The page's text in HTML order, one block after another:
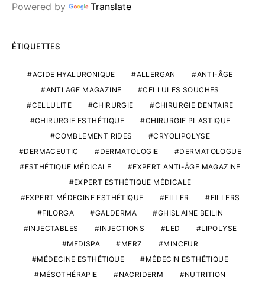
Powered by Translate
ÉTIQUETTES
ACIDE HYALURONIQUE ALLERGAN
ANTI-ÂGE
ANTI AGE MAGAZINE
CELLULES SOUCHES
CELLULITE
CHIRURGIE
CHIRURGIE DENTAIRE
CHIRURGIE ESTHÉTIQUE
CHIRURGIE PLASTIQUE
COMBLEMENT RIDES
CRYOLIPOLYSE
DERMACEUTIC
DERMATOLOGIE
DERMATOLOGUE
ESTHÉTIQUE MÉDICALE
EXPERT ANTI-ÂGE MAGAZINE
EXPERT ESTHÉTIQUE MÉDICALE
EXPERT MÉDECINE ESTHÉTIQUE
FILLER
FILLERS
FILORGA
GALDERMA
GHISLAINE BEILIN
INJECTABLES
INJECTIONS LED
LIPOLYSE
MEDISPA
MERZ
MINCEUR
MÉDECINE ESTHÉTIQUE
MÉDECIN ESTHÉTIQUE
MÉSOTHÉRAPIE
NACRIDERM
NUTRITION